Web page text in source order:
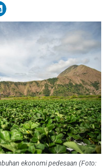
ekonomi pedesaan (Foto: